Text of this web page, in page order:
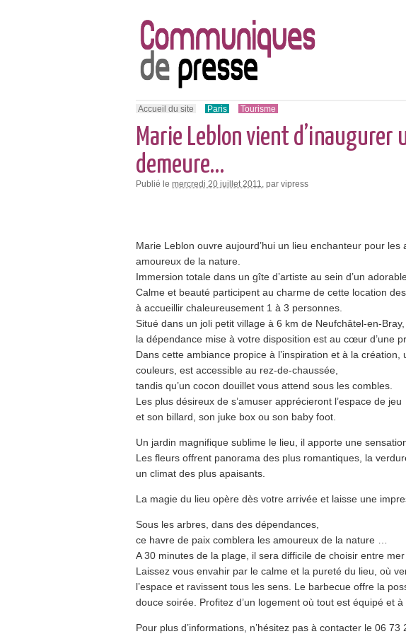
Accueil du site Paris Tourisme
Marie Leblon vient d’inaugurer
demeure…
Publié le mercredi 20 juillet 2011 , par vipress
Marie Leblon ouvre aujourd’hui un lieu enchanteur pour les
amoureux de la nature.
Immersion totale dans un gîte d’artiste au sein d’un
Calme et beauté participent au charme de cette location
à accueillir chaleureusement 1 à 3 personnes.
Situé dans un joli petit village à 6 km de Neufchâtel-en-Bray,
la dépendance mise à votre disposition est au cœur d’une
Dans cette ambiance propice à l’inspiration et à la création,
couleurs, est accessible au rez-de-chaussée,
tandis qu’un cocon douillet vous attend sous les combles.
Les plus désireux de s’amuser apprécieront l’espace de jeu
et son billard, son juke box ou son baby foot.
Un jardin magnifique sublime le lieu, il apporte une
Les fleurs offrent panorama des plus romantiques, la
un climat des plus apaisants.
La magie du lieu opère dès votre arrivée et laisse une
Sous les arbres, dans des dépendances,
ce havre de paix comblera les amoureux de la nature …
A 30 minutes de la plage, il sera difficile de choisir entre
Laissez vous envahir par le calme et la pureté du lieu, où
l’espace et ravissent tous les sens. Le barbecue offre la
douce soirée. Profitez d’un logement où tout est équipé et
Pour plus d’informations, n’hésitez pas à contacter le 06 73